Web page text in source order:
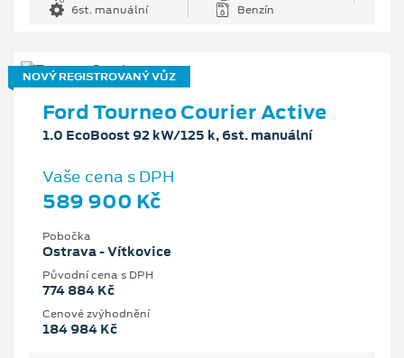
6st. manuální
Benzín
NOVÝ REGISTROVANÝ VŮZ
Ford Tourneo Courier Active
1.0 EcoBoost 92 kW/125 k, 6st. manuální
Vaše cena s DPH
589 900 Kč
Pobočka
Ostrava - Vítkovice
Původní cena s DPH
774 884 Kč
Cenové zvýhodnění
184 984 Kč